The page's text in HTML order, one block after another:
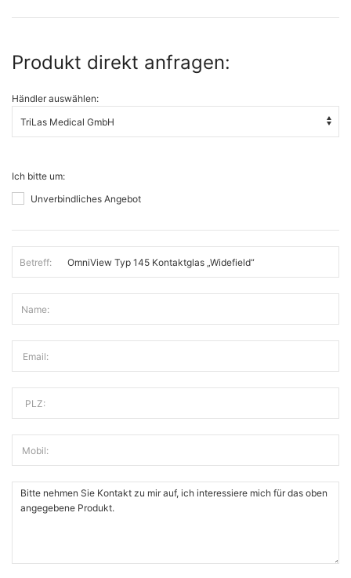
Produkt direkt anfragen:
Händler auswählen:
Ich bitte um:
Unverbindliches Angebot
Betreff:
Name:
Email:
PLZ:
Mobil: